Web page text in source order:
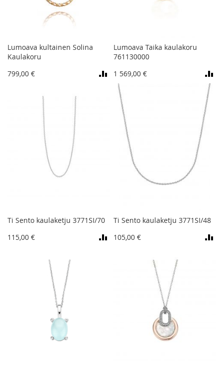
Lumoava kultainen Solina
Kaulakoru
799,00 €
Lumoava Taika kaulakoru
761130000
1 569,00 €
Ti Sento kaulaketju 3771SI/70
115,00 €
Ti Sento kaulaketju 3771SI/48
105,00 €